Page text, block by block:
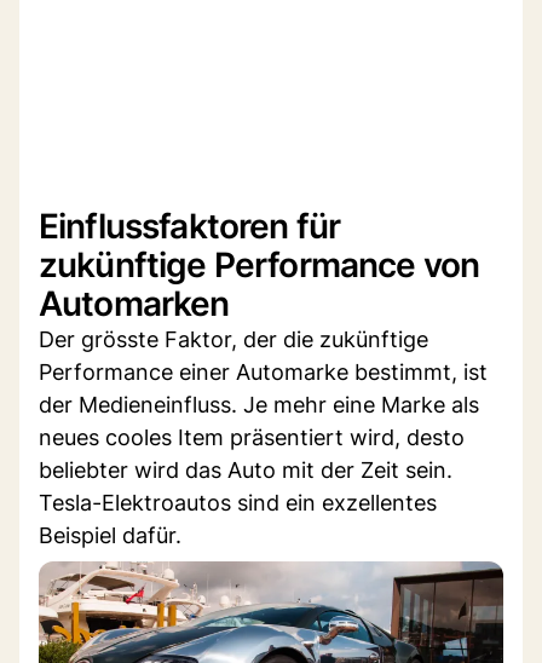
Einflussfaktoren für
zukünftige Performance von
Automarken
Der grösste Faktor, der die zukünftige
Performance einer Automarke bestimmt, ist
der Medieneinfluss. Je mehr eine Marke als
neues cooles Item präsentiert wird, desto
beliebter wird das Auto mit der Zeit sein.
Tesla-Elektroautos sind ein exzellentes
Beispiel dafür.